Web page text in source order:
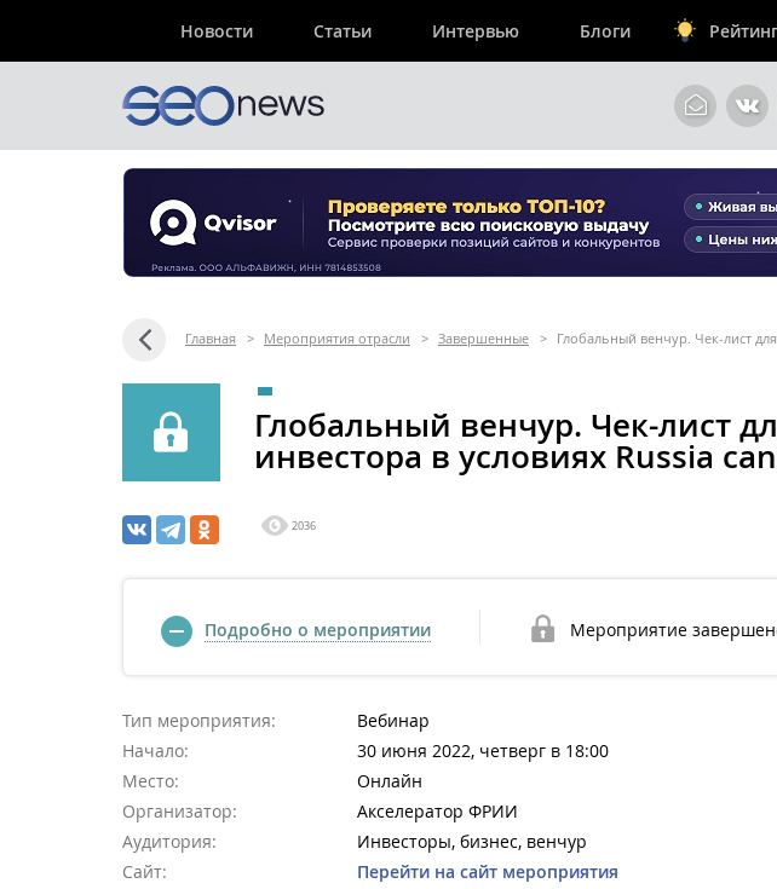
Новости Статьи Интервью Блоги
Главная > Мероприятия отрасли > Завершенные > Глобальный венчур. Чек-лист
Глобальный венчур. Чек-лист
инвестора в условиях Russia
2036
Подробно о мероприятии Мероприятие
Тип мероприятия:
Вебинар
Начало:
30 июня 2022, четверг в 18:00
Место:
Онлайн
Организатор:
Акселератор ФРИИ
Аудитория:
Инвесторы, бизнес, венчур
Сайт:
Перейти на сайт мероприятия